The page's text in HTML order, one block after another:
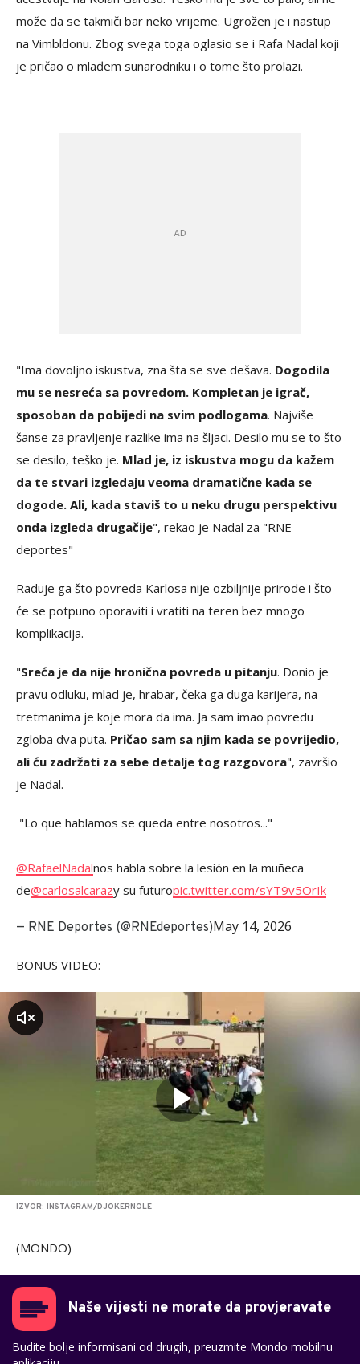
može da se takmiči bar neko vrijeme. Ugrožen je i nastup
na Vimbldonu. Zbog svega toga oglasio se i Rafa Nadal koji
je pričao o mlađem sunarodniku i o tome što prolazi.
"Ima dovoljno iskustva, zna šta se sve dešava. Dogodila
mu se nesreća sa povredom. Kompletan je igrač,
sposoban da pobijedi na svim podlogama. Najviše
šanse za pravljenje razlike ima na šljaci. Desilo mu se to što
se desilo, teško je. Mlad je, iz iskustva mogu da kažem
da te stvari izgledaju veoma dramatične kada se
dogode. Ali, kada staviš to u neku drugu perspektivu
onda izgleda drugačije", rekao je Nadal za "RNE
deportes"
Raduje ga što povreda Karlosa nije ozbiljnije prirode i što
će se potpuno oporaviti i vratiti na teren bez mnogo
komplikacija.
"Sreća je da nije hronična povreda u pitanju. Donio je
pravu odluku, mlad je, hrabar, čeka ga duga karijera, na
tretmanima je koje mora da ima. Ja sam imao povredu
zgloba dva puta. Pričao sam sa njim kada se povrijedio,
ali ću zadržati za sebe detalje tog razgovora", završio
je Nadal.
️ "Lo que hablamos se queda entre nosotros..."
@RafaelNadalnos habla sobre la lesión en la muñeca
de@carlosalcarazy su futuropic.twitter.com/sYT9v5OrIk
— RNE Deportes (@RNEdeportes)May 14, 2026
BONUS VIDEO:
IZVOR: INSTAGRAM/DJOKERNOLE
(MONDO)
Naše vijesti ne morate da provjeravate
Budite bolje informisani od drugih, preuzmite Mondo mobilnu